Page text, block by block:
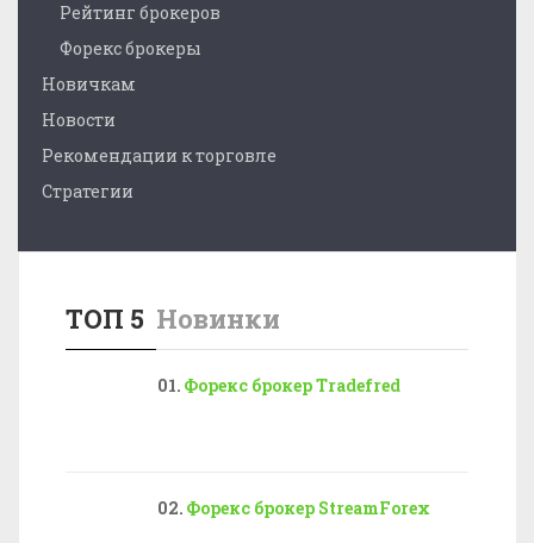
Рейтинг брокеров
Форекс брокеры
Новичкам
Новости
Рекомендации к торговле
Стратегии
ТОП 5 Новинки
Форекс брокер Tradefred
Форекс брокер StreamForex